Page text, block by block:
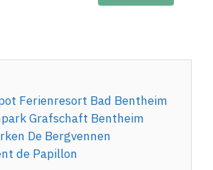
Ferienresort Bad Bentheim
Grafschaft Bentheim
De Bergvennen
de Papillon